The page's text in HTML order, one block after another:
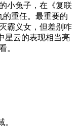
小兔子，在《复联
重任。最重要的
霸义女，但差别咋
星云的表现相当亮
。